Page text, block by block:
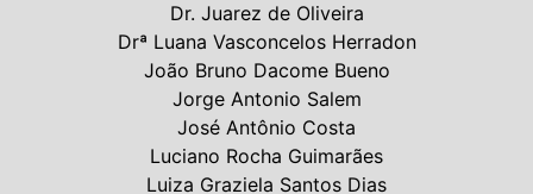
Dr. Juarez de Oliveira
Drª Luana Vasconcelos Herradon
João Bruno Dacome Bueno
Jorge Antonio Salem
José Antônio Costa
Luciano Rocha Guimarães
Luiza Graziela Santos Dias